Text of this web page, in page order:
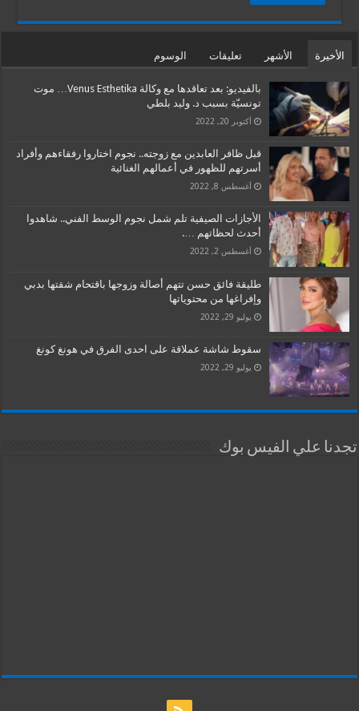
الأخيرة الأشهر تعليقات الوسوم
بالفيديو: بعد تعاقدها مع وكالة Venus Esthetika… موت
تونسيّة بسبب د. وليد بلطي
أكتوبر 20, 2022
قبل ظافر العابدين مع زوجته.. نجوم اختاروا رفقاءهم وأفراد
أسرتهم للظهور في أعمالهم الغنائية
أغسطس 8, 2022
الأجازات الصيفية تلم شمل نجوم الوسط الفني.. شاهدوا
أحدث لحظاتهم ….
أغسطس 2, 2022
طليقة فائق حسن تتهم أصالة وزوجها باقتحام شقتها بدبي
وإفراغها من محتوياتها
يوليو 29, 2022
سقوط شاشة عملاقة على احدى الفرق في هونغ كونغ
يوليو 29, 2022
تجدنا علي الفيس بوك